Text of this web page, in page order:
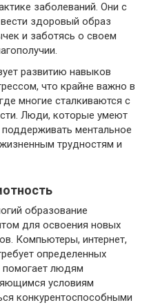
заболеваний. Они с
здоровый образ
и заботясь о своем
развитию навыков
что крайне важно в
многие сталкиваются с
Люди, которые умеют
ментальное
трудностям и
образование
для освоения новых
Компьютеры, интернет,
определенных
помогает людям
условиям
конкурентоспособными